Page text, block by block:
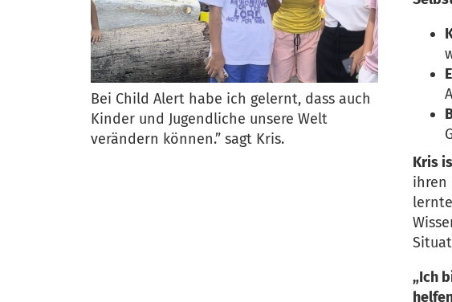
Kris
ihren
„Ich
Bei Child Alert habe ich gelernt, dass auch
Kinder und Jugendliche unsere Welt
verändern können.” sagt Kris.